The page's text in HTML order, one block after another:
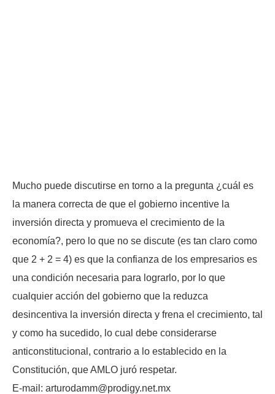
Mucho puede discutirse en torno a la pregunta ¿cuál es
la manera correcta de que el gobierno incentive la
inversión directa y promueva el crecimiento de la
economía?, pero lo que no se discute (es tan claro como
que 2 + 2 = 4) es que la confianza de los empresarios es
una condición necesaria para lograrlo, por lo que
cualquier acción del gobierno que la reduzca
desincentiva la inversión directa y frena el crecimiento, tal
y como ha sucedido, lo cual debe considerarse
anticonstitucional, contrario a lo establecido en la
Constitución, que AMLO juró respetar.
E-mail: arturodamm@prodigy.net.mx